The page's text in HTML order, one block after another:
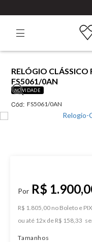
RELÓGIO
FS5061/0AN
NOVIDADE
Cód: FS5061/0AN
R$
R$ 1.805,00 no Boleto e PIX
ou
12x de R$ 158,33
Tamanhos